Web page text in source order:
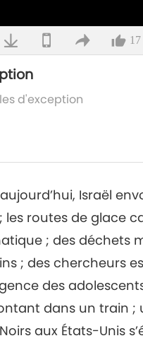
17
d'exception
Israël
; les routes de glace
; des déchets
; des chercheurs
des
dans un train ;
aux États-Unis